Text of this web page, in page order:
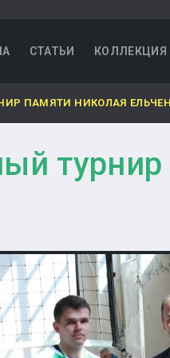
СТАТЬИ КОЛЛЕКЦИЯ
ПАМЯТИ НИКОЛАЯ